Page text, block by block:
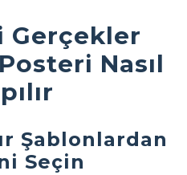
Gerçekler
Nasıl
Şablonlardan
Seçin